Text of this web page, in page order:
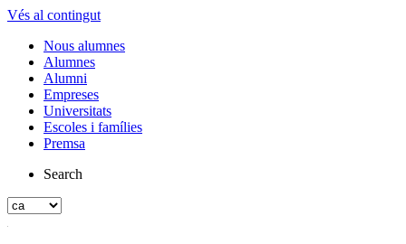
Vés al contingut
Nous alumnes
Alumnes
Alumni
Empreses
Universitats
Escoles i famílies
Premsa
Search